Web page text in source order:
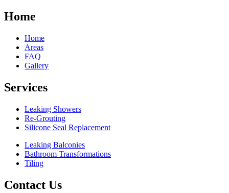
Home
Home
Areas
FAQ
Gallery
Services
Leaking Showers
Re-Grouting
Silicone Seal Replacement
Leaking Balconies
Bathroom Transformations
Tiling
Contact Us